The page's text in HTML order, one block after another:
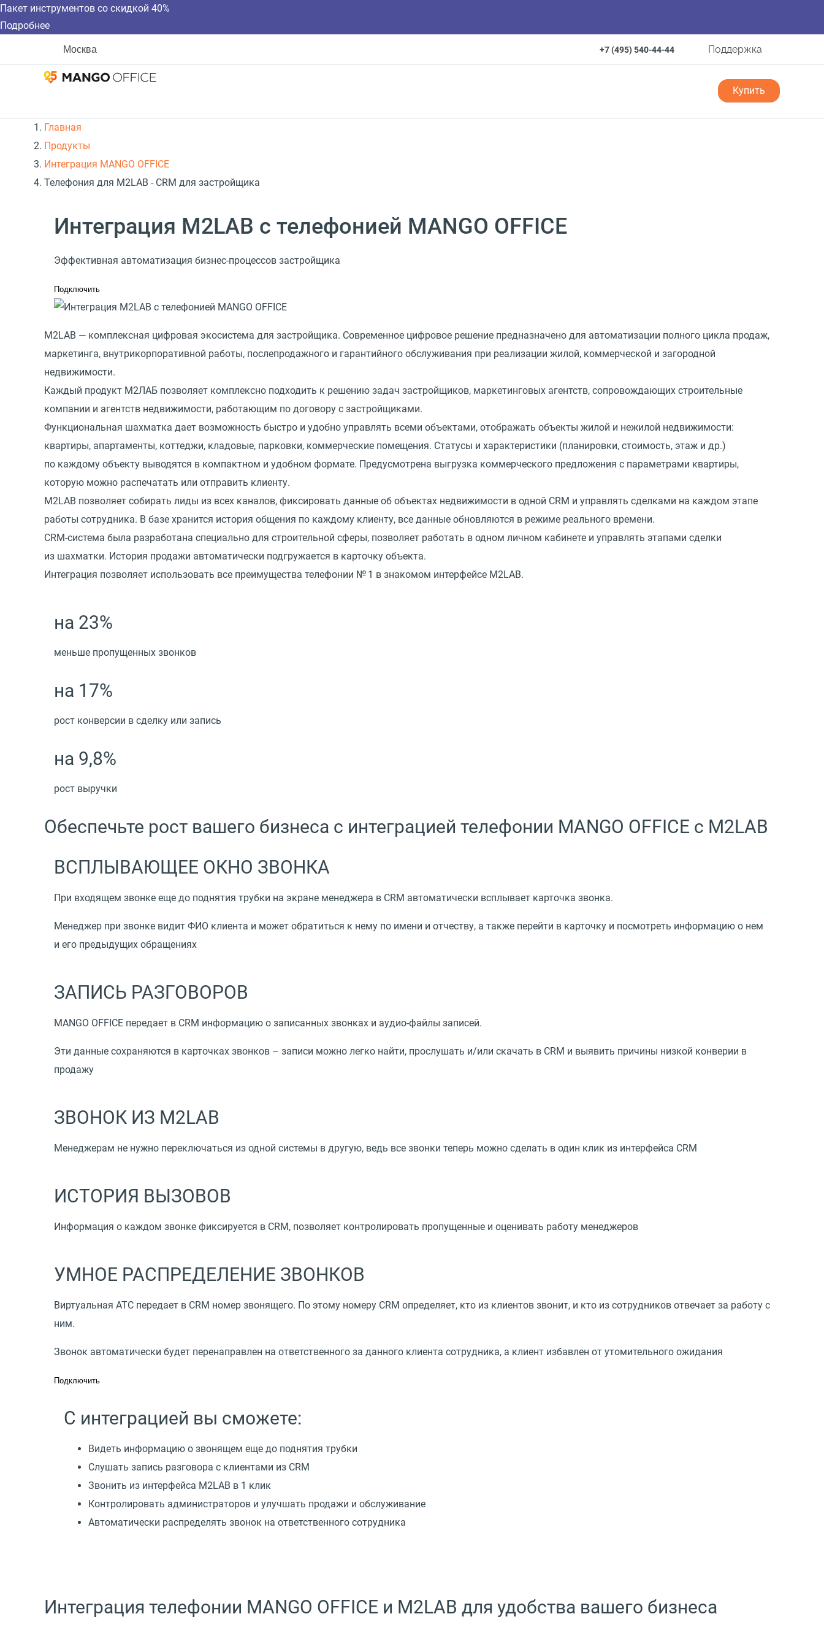
Пакет инструментов со скидкой 40%
Подробнее
Москва +7 (495)540-44-44 Поддержка
Купить
Главная
Продукты
Интеграция MANGO OFFICE
Телефония для M2LAB - CRM для застройщика
Интеграция M2LAB с телефонией MANGO OFFICE
Эффективная автоматизация бизнес-процессов застройщика
Подключить
M2LAB — комплексная цифровая экосистема для застройщика. Современное цифровое решение предназначено для автоматизации полного цикла продаж,
маркетинга, внутрикорпоративной работы, послепродажного и гарантийного обслуживания при реализации жилой, коммерческой и загородной
недвижимости.
Каждый продукт М2ЛАБ позволяет комплексно подходить к решению задач застройщиков, маркетинговых агентств, сопровождающих строительные
компании и агентств недвижимости, работающим по договору с застройщиками.
Функциональная шахматка дает возможность быстро и удобно управлять всеми объектами, отображать объекты жилой и нежилой недвижимости:
квартиры, апартаменты, коттеджи, кладовые, парковки, коммерческие помещения. Статусы и характеристики (планировки, стоимость, этаж и др.)
по каждому объекту выводятся в компактном и удобном формате. Предусмотрена выгрузка коммерческого предложения с параметрами квартиры,
которую можно распечатать или отправить клиенту.
M2LAB позволяет собирать лиды из всех каналов, фиксировать данные об объектах недвижимости в одной CRM и управлять сделками на каждом этапе
работы сотрудника. В базе хранится история общения по каждому клиенту, все данные обновляются в режиме реального времени.
CRM-система была разработана специально для строительной сферы, позволяет работать в одном личном кабинете и управлять этапами сделки
из шахматки. История продажи автоматически подгружается в карточку объекта.
Интеграция позволяет использовать все преимущества телефонии № 1 в знакомом интерфейсе M2LAB.
на 23%
меньше пропущенных звонков
на 17%
рост конверсии в сделку или запись
на 9,8%
рост выручки
Обеспечьте рост вашего бизнеса с интеграцией телефонии MANGO OFFICE с M2LAB
ВСПЛЫВАЮЩЕЕ ОКНО ЗВОНКА
При входящем звонке еще до поднятия трубки на экране менеджера в CRM автоматически всплывает карточка звонка.
Менеджер при звонке видит ФИО клиента и может обратиться к нему по имени и отчеству, а также перейти в карточку и посмотреть информацию о нем
и его предыдущих обращениях
ЗАПИСЬ РАЗГОВОРОВ
MANGO OFFICE передает в CRM информацию о записанных звонках и аудио-файлы записей.
Эти данные сохраняются в карточках звонков – записи можно легко найти, прослушать и/или скачать в CRM и выявить причины низкой конверии в
продажу
ЗВОНОК ИЗ M2LAB
Менеджерам не нужно переключаться из одной системы в другую, ведь все звонки теперь можно сделать в один клик из интерфейса CRM
ИСТОРИЯ ВЫЗОВОВ
Информация о каждом звонке фиксируется в CRM, позволяет контролировать пропущенные и оценивать работу менеджеров
УМНОЕ РАСПРЕДЕЛЕНИЕ ЗВОНКОВ
Виртуальная АТС передает в CRM номер звонящего. По этому номеру CRM определяет, кто из клиентов звонит, и кто из сотрудников отвечает за работу с
ним.
Звонок автоматически будет перенаправлен на ответственного за данного клиента сотрудника, а клиент избавлен от утомительного ожидания
Подключить
С интеграцией вы сможете:
Видеть информацию о звонящем еще до поднятия трубки
Слушать запись разговора с клиентами из CRM
Звонить из интерфейса M2LAB в 1 клик
Контролировать администраторов и улучшать продажи и обслуживание
Автоматически распределять звонок на ответственного сотрудника
Интеграция телефонии MANGO OFFICE и M2LAB для удобства вашего бизнеса